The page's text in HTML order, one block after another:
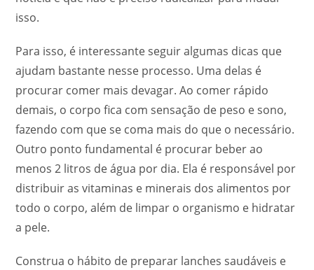
isso.
Para isso, é interessante seguir algumas dicas que
ajudam bastante nesse processo. Uma delas é
procurar comer mais devagar. Ao comer rápido
demais, o corpo fica com sensação de peso e sono,
fazendo com que se coma mais do que o necessário.
Outro ponto fundamental é procurar beber ao
menos 2 litros de água por dia. Ela é responsável por
distribuir as vitaminas e minerais dos alimentos por
todo o corpo, além de limpar o organismo e hidratar
a pele.
Construa o hábito de preparar lanches saudáveis e